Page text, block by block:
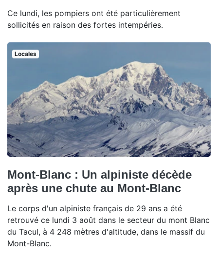
Ce lundi, les pompiers ont été particulièrement
sollicités en raison des fortes intempéries.
Locales
Mont-Blanc : Un alpiniste décède
après une chute au Mont-Blanc
Le corps d'un alpiniste français de 29 ans a été
retrouvé ce lundi 3 août dans le secteur du mont Blanc
du Tacul, à 4 248 mètres d'altitude, dans le massif du
Mont-Blanc.